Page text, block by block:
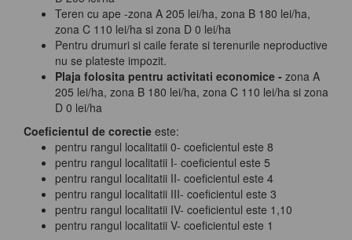
Teren cu ape -zona A 205 lei/ha, zona B 180 lei/ha,
zona C 110 lei/ha si zona D 0 lei/ha
Pentru drumuri si caile ferate si terenurile neproductive
nu se plateste impozit.
Plaja folosita pentru activitati economice - zona A
205 lei/ha, zona B 180 lei/ha, zona C 110 lei/ha si zona
D 0 lei/ha
Coeficientul de corectie este:
pentru rangul localitatii 0- coeficientul este 8
pentru rangul localitatii I- coeficientul este 5
pentru rangul localitatii II- coeficientul este 4
pentru rangul localitatii III- coeficientul este 3
pentru rangul localitatii IV- coeficientul este 1,10
pentru rangul localitatii V- coeficientul este 1